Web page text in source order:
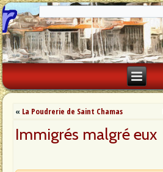
« La Poudrerie de Saint Chamas
Immigrés malgré eux